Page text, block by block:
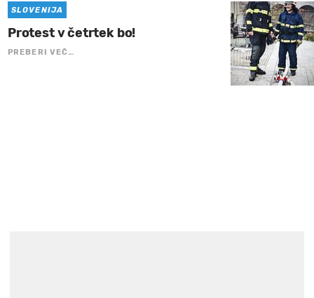
SLOVENIJA
Protest v četrtek bo!
PREBERI VEČ…